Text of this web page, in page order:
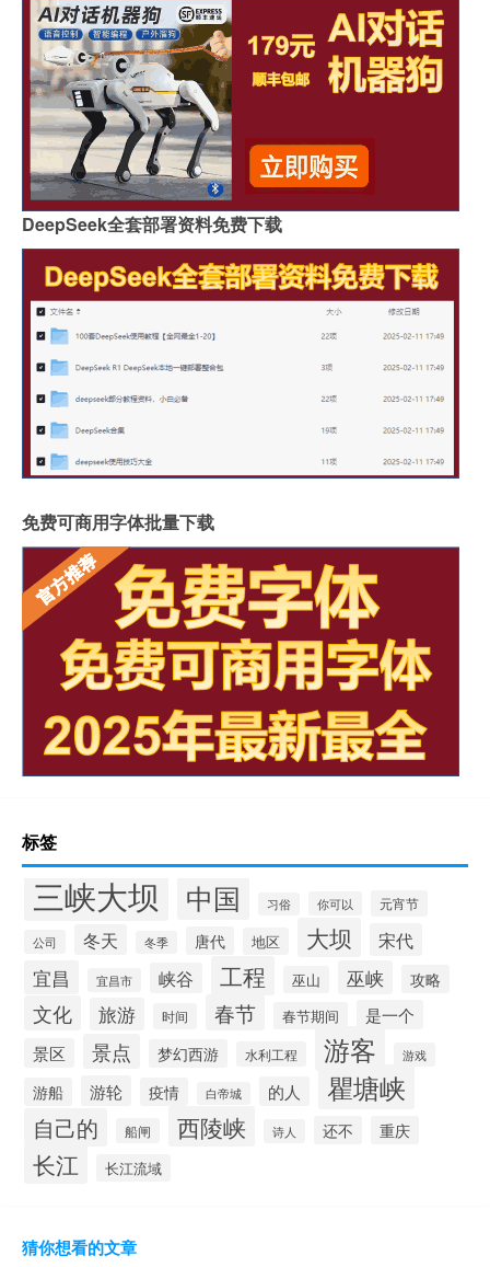
DeepSeek全套部署资料免费下载
免费可商用字体批量下载
标签
三峡大坝 中国 习俗 你可以 元宵节
公司 冬天 冬季 唐代 地区 大坝 宋代
宜昌 宜昌市 峡谷 工程 巫山 巫峡 攻略
文化 旅游 时间 春节 春节期间
是一个
景区
景点 梦幻西游 水利工程 游客 游戏
游船 游轮 疫情 白帝城 的人 瞿塘峡
自己的 船闸 西陵峡 诗人 还不 重庆
长江 长江流域
猜你想看的文章